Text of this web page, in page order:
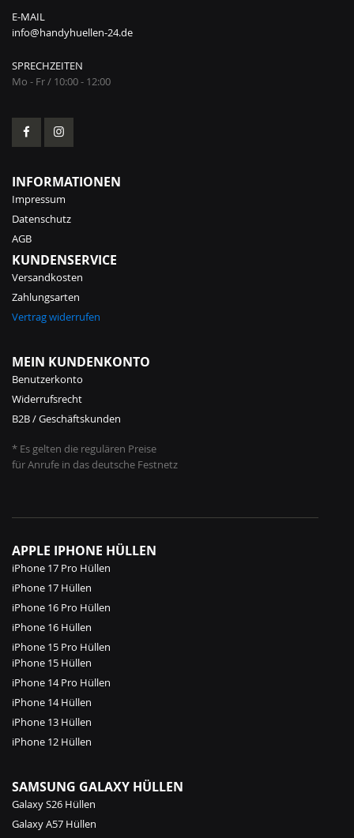
E-MAIL
info@handyhuellen-24.de
SPRECHZEITEN
Mo - Fr / 10:00 - 12:00
INFORMATIONEN
Impressum
Datenschutz
AGB
KUNDENSERVICE
Versandkosten
Zahlungsarten
Vertrag widerrufen
MEIN KUNDENKONTO
Benutzerkonto
Widerrufsrecht
B2B / Geschäftskunden
* Es gelten die regulären Preise
für Anrufe in das deutsche Festnetz
APPLE IPHONE HÜLLEN
iPhone 17 Pro Hüllen
iPhone 17 Hüllen
iPhone 16 Pro Hüllen
iPhone 16 Hüllen
iPhone 15 Pro Hüllen
iPhone 15 Hüllen
iPhone 14 Pro Hüllen
iPhone 14 Hüllen
iPhone 13 Hüllen
iPhone 12 Hüllen
SAMSUNG GALAXY HÜLLEN
Galaxy S26 Hüllen
Galaxy A57 Hüllen